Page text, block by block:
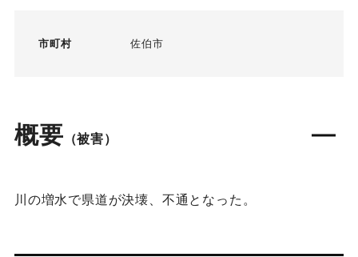
市町村 佐伯市
概要 （被害）
川の増水で県道が決壊、不通となった。